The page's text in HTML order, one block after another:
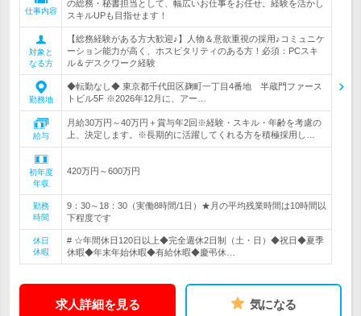
仕事内容
の総務・秘書担当として、幅広いお仕事をお任せ。経験を活かし
スキルUPも目指せます！
対象と
なる方
【総務経験がある方大歓迎♪】人物＆意欲重視の採用♪コミュニケ
ーション能力が高く、ホスピタリティのある方！必須：PCスキ
ル＆デスクワーク経験
勤務地
◆転勤なし◆ 東京都千代田区麹町一丁目4番地 半蔵門ファース
トビル5F ※2026年12月に、アー…
給与
月給30万円～40万円＋賞与年2回※経験・スキル・年齢を考慮の
上、決定します。※長期的に活躍してくれる方を積極採用し…
初年度
年収
420万円～600万円
勤務
時間
9：30～18：30（実働8時間/1日）★月の平均残業時間は10時間以
下程度です
休日
休暇
# ☆年間休日120日以上◆完全週休2日制（土・日）◆祝日◆夏季
休暇◆年末年始休暇◆有給休暇◆慶弔休…
求人詳細を見る 気になる